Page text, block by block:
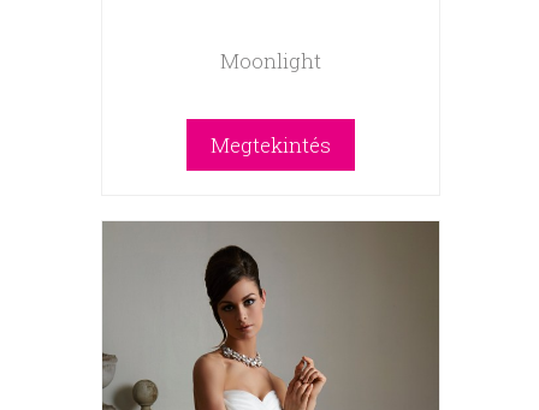
Moonlight
Megtekintés